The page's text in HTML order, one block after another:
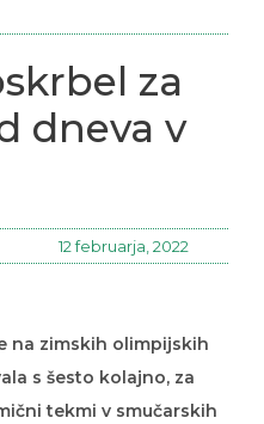
za
dneva v
12 februarja, 2022
na zimskih olimpijskih
s šesto kolajno, za
tekmi v smučarskih